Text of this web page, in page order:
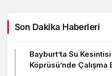
Son Dakika Haberleri
Bayburt’ta Su
Köprüsü’nde Çalışma